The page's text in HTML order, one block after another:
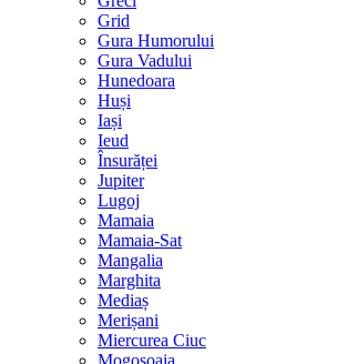
Grid
Gura Humorului
Gura Vadului
Hunedoara
Huși
Iași
Ieud
Însurăței
Jupiter
Lugoj
Mamaia
Mamaia-Sat
Mangalia
Marghita
Mediaș
Merișani
Miercurea Ciuc
Mogoșoaia